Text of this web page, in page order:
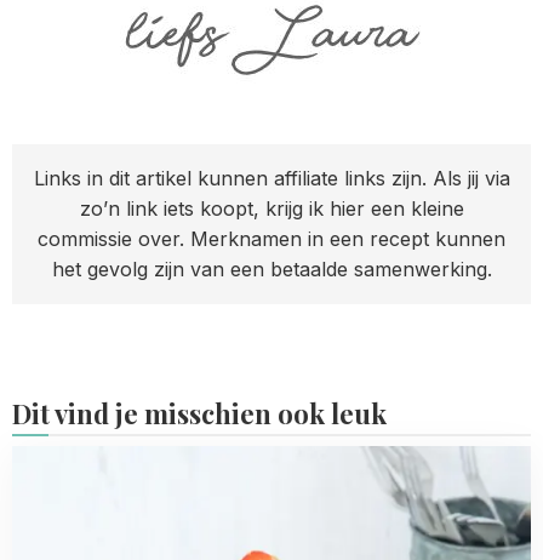
Links in dit artikel kunnen affiliate links zijn. Als jij via
zo’n link iets koopt, krijg ik hier een kleine
commissie over. Merknamen in een recept kunnen
het gevolg zijn van een betaalde samenwerking.
Dit vind je misschien ook leuk